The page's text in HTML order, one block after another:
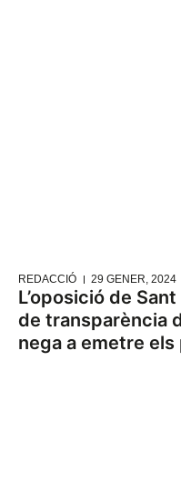
REDACCIÓ 29 GENER, 2024
L’oposició de
de transparència
nega a emetre els